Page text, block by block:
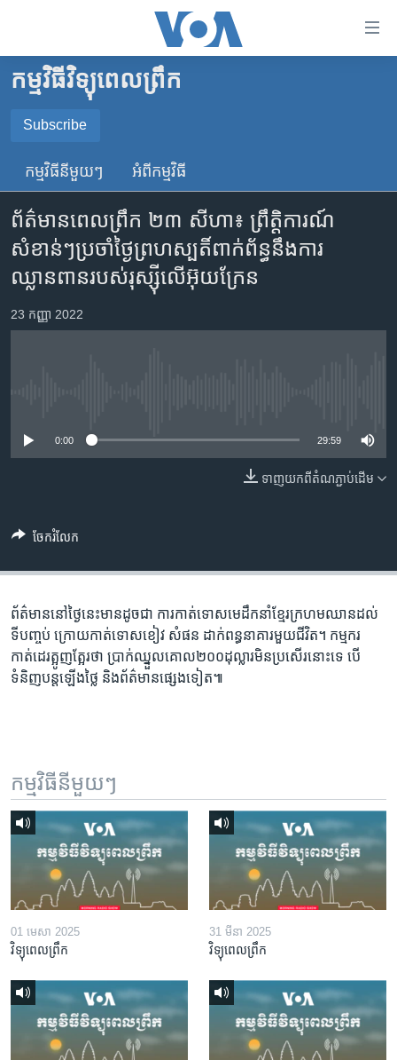
គេហទំព័រ​
ទាក់ទង
រំលង​
ទំព័រ​
ព័ត៌មាន​​
ម្តង
និង​
រំលង​
កាន់​
ស្វែង​
កម្ពុជា
អន្តរជាតិ
ចិន
ហេឡូវីអូអេ
កម្ពុជាច្នៃប្រតិដ្ឋ
ព្រឹត្តិការណ៍ព័ត៌មាន
ទូរទស្សន៍ / វីដេអូ​
កម្មវិធីវិទ្យុពេលព្រឹក
Subscribe
SUBSCRIBE
YouTube Music
Spotify
កម្មវិធី​នីមួយៗ អំពី​កម្មវិធី​
ព័ត៌មានពេលព្រឹក ២៣ សីហា៖​ ព្រឹត្តិការណ៍​
សំខាន់ៗ​ប្រចាំ​ថ្ងៃ​ព្រហស្បតិ៍​ពាក់ព័ន្ធ​នឹង​ការ
ឈ្លានពាន​របស់​រុស្ស៊ី​លើ​អ៊ុយក្រែន
23 កញ្ញា 2022
0:00 29:59
ទាញ​យក​ពី​តំណភ្ជាប់​ដើម
ចែករំលែក
ព័ត៌មាន​នៅ​ថ្ងៃនេះ​មាន​ដូច​ជា ការកាត់ទោស​មេដឹកនាំ​ខ្មែរក្រហម​ឈាន​ដល់​
ទី​បញ្ចប់ ក្រោយ​កាត់ទោស​ខៀវ សំផន ដាក់​ពន្ធនាគារ​មួយ​ជីវិត។ កម្មករ​
កាត់ដេរ​ត្អូញត្អែរ​ថា​ ប្រាក់​ឈ្នួល​គោល២០០​ដុល្លារ​មិន​ប្រសើរ​នោះ​ទេ បើ​
ទំនិញ​បន្ត​ឡើង​ថ្លៃ និង​ព័ត៌មាន​ផ្សេង​ទៀត៕
កម្មវិធី​នីមួយៗ
01 មេសា 2025
វិទ្យុពេលព្រឹក
31 មីនា 2025
វិទ្យុពេលព្រឹក